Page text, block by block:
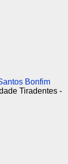
Bonfim
Tiradentes -